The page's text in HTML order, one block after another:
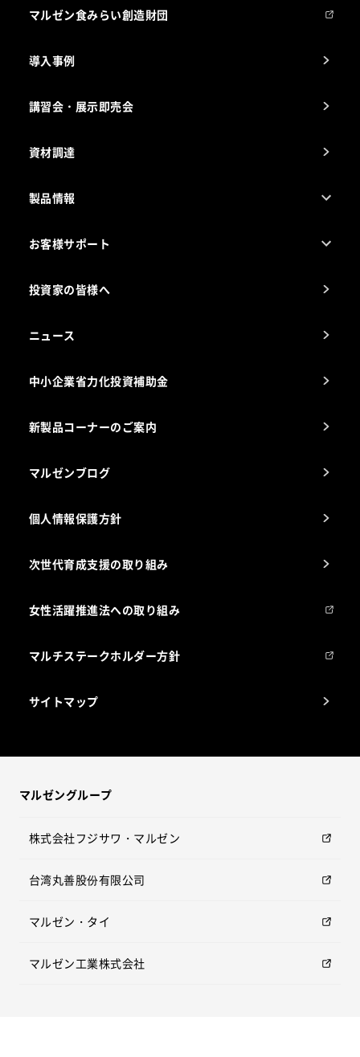
会社組織
製品の開発
事業所一覧
マルゼン食みらい創造財団
導入事例
講習会・展示即売会
資材調達
製品情報
電気・ガス別厨房機器
お客様サポート
アフターサービスお問合せ先
海外出店をご検討のお客様へ
投資家の皆様へ
ニュース
中小企業省力化投資補助金
新製品コーナーのご案内
マルゼンブログ
個人情報保護方針
次世代育成支援の取り組み
女性活躍推進法への取り組み
マルチステークホルダー方針
サイトマップ
マルゼングループ
株式会社フジサワ・マルゼン
台湾丸善股份有限公司
マルゼン・タイ
マルゼン工業株式会社